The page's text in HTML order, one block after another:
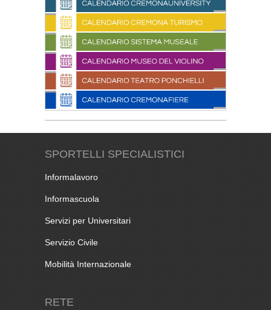
SPORTELLI SPECIALISTICI
Informalavoro
Informascuola
Servizi per Universitari
Servizio Civile
Mobilità Internazionale
RETE